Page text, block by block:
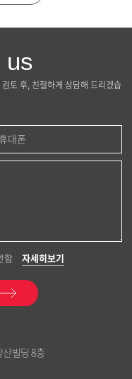
us
토 후, 친절하게 상담해 드리겠습
대폰
함 자세히보기
빌딩 8층